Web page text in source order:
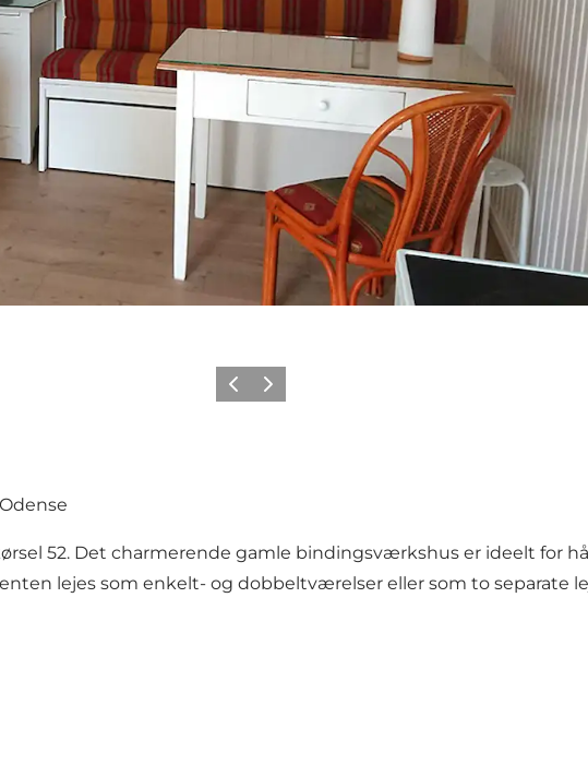
ForrigeNæste
52. Det charmerende gamle bindingsværkshus er ideelt
lejes som enkelt- og dobbeltværelser eller som to separate